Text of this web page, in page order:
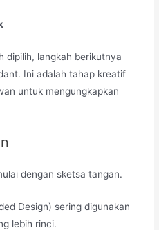
dipilih, langkah berikutnya
Ini adalah tahap kreatif
untuk mengungkapkan
dengan sketsa tangan.
Design) sering digunakan
lebih rinci.